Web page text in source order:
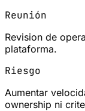
Reunión
Revision de
plataforma.
Riesgo
Aumentar
ownership ni